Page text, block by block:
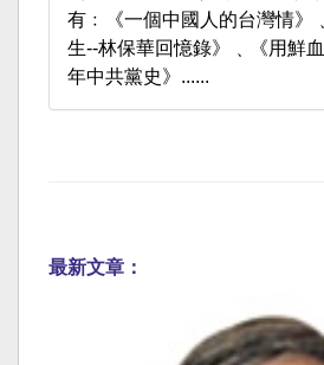
有﹕《一個中國人的台灣情》
生--林保華回憶錄》﹑《用鮮
年中共黨史》......
最新文章：